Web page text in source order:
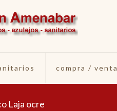
compra / venta
Laja ocre